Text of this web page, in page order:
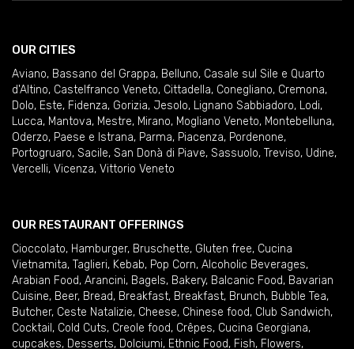
OUR CITIES
Aviano, Bassano del Grappa, Belluno, Casale sul Sile e Quarto
d'Altino, Castelfranco Veneto, Cittadella, Conegliano, Cremona,
Dolo, Este, Fidenza, Gorizia, Jesolo, Lignano Sabbiadoro, Lodi,
Lucca, Mantova, Mestre, Mirano, Mogliano Veneto, Montebelluna,
Oderzo, Paese e Istrana, Parma, Piacenza, Pordenone,
Portogruaro, Sacile, San Donà di Piave, Sassuolo, Treviso, Udine,
Vercelli, Vicenza, Vittorio Veneto
OUR RESTAURANT OFFERINGS
Cioccolato, Hamburger, Bruschette, Gluten free, Cucina
Vietnamita, Taglieri, Kebab, Pop Corn, Alcoholic Beverages,
Arabian Food, Arancini, Bagels, Bakery, Balcanic Food, Bavarian
Cuisine, Beer, Bread, Breakfast, Breakfast, Brunch, Bubble Tea,
Butcher, Ceste Natalizie, Cheese, Chinese food, Club Sandwich,
Cocktail , Cold Cuts, Creole food, Crêpes, Cucina Georgiana,
cupcakes, Desserts, Dolciumi, Ethnic Food, Fish, Flowers,